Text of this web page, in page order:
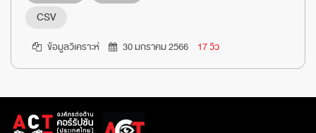
CSV
ข้อมูลวิเคราะห์ 30 มกราคม 2566 17 วิว